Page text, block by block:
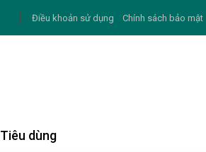
Điều khoản sử dụng Chính sách bảo mật
Tiêu dùng